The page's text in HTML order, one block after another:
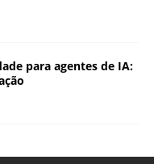
para agentes de IA: